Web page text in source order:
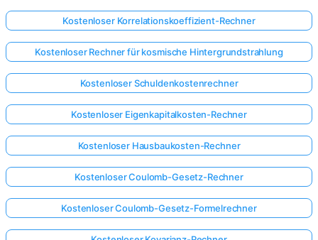
Kostenloser Korrelationskoeffizient-Rechner
Kostenloser Rechner für kosmische Hintergrundstrahlung
Kostenloser Schuldenkostenrechner
Kostenloser Eigenkapitalkosten-Rechner
Kostenloser Hausbaukosten-Rechner
Kostenloser Coulomb-Gesetz-Rechner
Kostenloser Coulomb-Gesetz-Formelrechner